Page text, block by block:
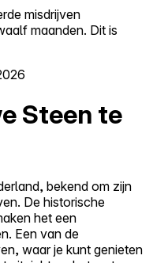
misdrijven
maanden. Dit is
Steen te
bekend om zijn
De historische
het een
Een van de
waar je kunt genieten